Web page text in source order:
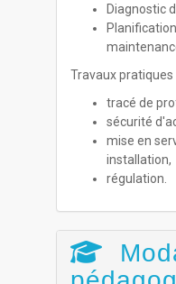
Diagnostic
Travaux pratiques
tracé de
sécurité
mise en
installation,
régulation.